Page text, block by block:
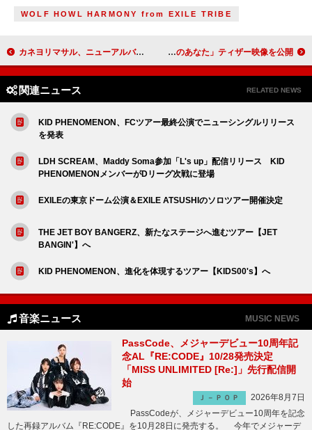
WOLF HOWL HARMONY from EXILE TRIBE
カネヨリマサル、ニューアルバム『ヒント』3月リリース Perfume、“コールドスリープ”に入っていく「ふめつのあなた」ティザー映像を公開
関連ニュース RELATED NEWS
KID PHENOMENON、FCツアー最終公演でニューシングルリリース
を発表
LDH SCREAM、Maddy Soma参加「L's up」配信リリース KID
PHENOMENONメンバーがDリーグ次戦に登場
EXILEの東京ドーム公演＆EXILE ATSUSHIのソロツアー開催決定
THE JET BOY BANGERZ、新たなステージへ進むツアー【JET
BANGIN'】へ
KID PHENOMENON、進化を体現するツアー【KIDS00's】へ
音楽ニュース MUSIC NEWS
PassCode、メジャーデビュー10周年記
念AL『RE:CODE』10/28発売決定
「MISS UNLIMITED [Re:]」先行配信開
始
Ｊ－ＰＯＰ
2026年8月7日
PassCodeが、メジャーデビュー10周年を記念
した再録アルバム『RE:CODE』を10月28日に発売する。 今年でメジャーデ